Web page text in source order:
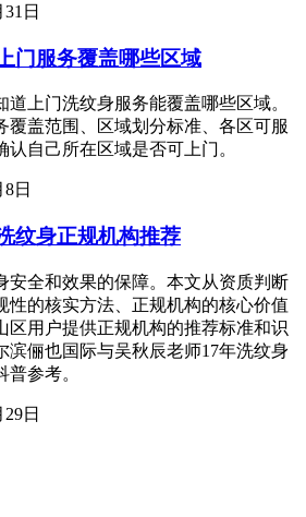
日
门服务覆盖哪些区域
道上门洗纹身服务能覆盖哪些区域。
覆盖范围、区域划分标准、各区可服
认自己所在区域是否可上门。
日
纹身正规机构推荐
安全和效果的保障。本文从资质判断
性的核实方法、正规机构的核心价值
区用户提供正规机构的推荐标准和识
滨俪也国际与吴秋辰老师17年洗纹身
参考。
日